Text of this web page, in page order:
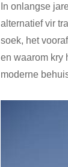
In onlangse
alternatief vir
soek, het
en waarom kry
moderne